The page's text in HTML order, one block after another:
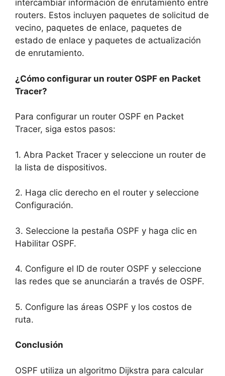
intercambiar información de enrutamiento entre
routers. Estos incluyen paquetes de solicitud de
vecino, paquetes de enlace, paquetes de
estado de enlace y paquetes de actualización
de enrutamiento.
¿Cómo configurar un router OSPF en Packet
Tracer?
Para configurar un router OSPF en Packet
Tracer, siga estos pasos:
1. Abra Packet Tracer y seleccione un router de
la lista de dispositivos.
2. Haga clic derecho en el router y seleccione
Configuración.
3. Seleccione la pestaña OSPF y haga clic en
Habilitar OSPF.
4. Configure el ID de router OSPF y seleccione
las redes que se anunciarán a través de OSPF.
5. Configure las áreas OSPF y los costos de
ruta.
Conclusión
OSPF utiliza un algoritmo Dijkstra para calcular